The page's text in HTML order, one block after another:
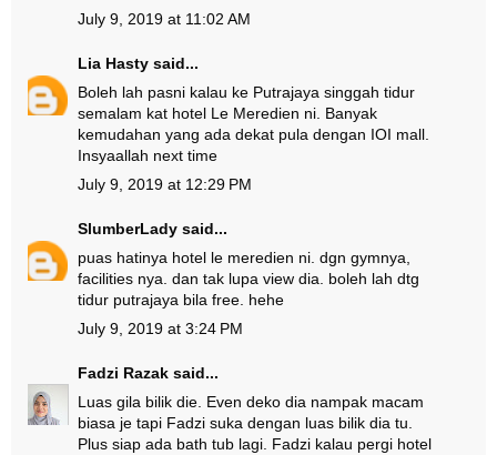
July 9, 2019 at 11:02 AM
Lia Hasty said...
Boleh lah pasni kalau ke Putrajaya singgah tidur
semalam kat hotel Le Meredien ni. Banyak
kemudahan yang ada dekat pula dengan IOI mall.
Insyaallah next time
July 9, 2019 at 12:29 PM
SlumberLady said...
puas hatinya hotel le meredien ni. dgn gymnya,
facilities nya. dan tak lupa view dia. boleh lah dtg
tidur putrajaya bila free. hehe
July 9, 2019 at 3:24 PM
Fadzi Razak said...
Luas gila bilik die. Even deko dia nampak macam
biasa je tapi Fadzi suka dengan luas bilik dia tu.
Plus siap ada bath tub lagi. Fadzi kalau pergi hotel